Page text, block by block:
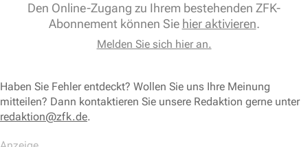
Den Online-Zugang zu Ihrem bestehenden ZFK-
Abonnement können Sie hier aktivieren.
Melden Sie sich hier an.
Haben Sie Fehler entdeckt? Wollen Sie uns Ihre Meinung
mitteilen? Dann kontaktieren Sie unsere Redaktion gerne unter
redaktion@zfk.de.